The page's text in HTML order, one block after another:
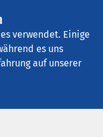
verwendet. Einige
es uns
auf unserer